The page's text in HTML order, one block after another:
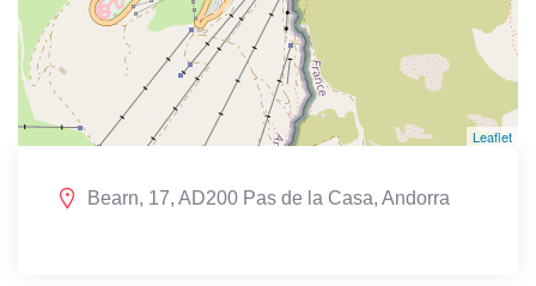
Leaflet
Bearn, 17, AD200 Pas de la Casa, Andorra